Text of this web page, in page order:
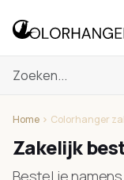
Home Colorhanger
Zakelijk
Bestel je